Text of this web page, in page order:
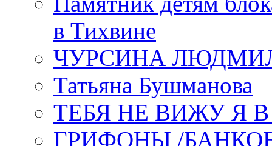
в Тихвине
ЧУРСИНА
Татьяна Бушманова
ТЕБЯ НЕ ВИЖУ Я
ГРИФОНЫ /